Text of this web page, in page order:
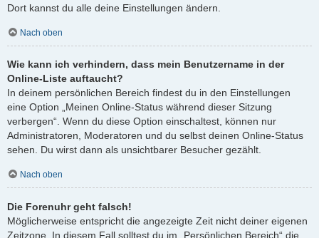
Dort kannst du alle deine Einstellungen ändern.
Nach oben
Wie kann ich verhindern, dass mein Benutzername in der
Online-Liste auftaucht?
In deinem persönlichen Bereich findest du in den Einstellungen
eine Option „Meinen Online-Status während dieser Sitzung
verbergen“. Wenn du diese Option einschaltest, können nur
Administratoren, Moderatoren und du selbst deinen Online-Status
sehen. Du wirst dann als unsichtbarer Besucher gezählt.
Nach oben
Die Forenuhr geht falsch!
Möglicherweise entspricht die angezeigte Zeit nicht deiner eigenen
Zeitzone. In diesem Fall solltest du im „Persönlichen Bereich“ die